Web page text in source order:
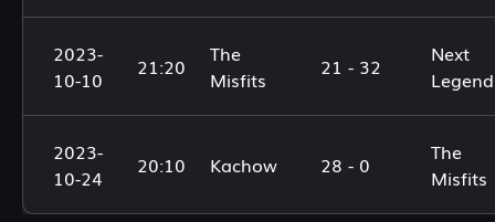
2023-
10-10
21:20
The
Misfits
21 - 32
Next
Legend
2023-
10-24
20:10 Kachow 28 - 0
The
Misfits